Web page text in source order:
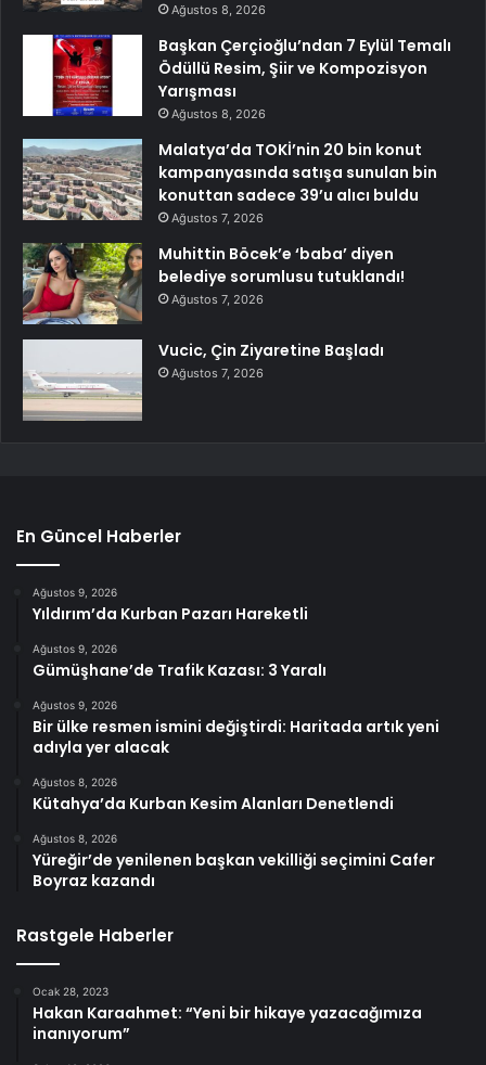
Ağustos 8, 2026
Başkan Çerçioğlu’ndan 7 Eylül Temalı
Ödüllü Resim, Şiir ve Kompozisyon
Yarışması
Ağustos 8, 2026
Malatya’da TOKİ’nin 20 bin konut
kampanyasında satışa sunulan bin
konuttan sadece 39’u alıcı buldu
Ağustos 7, 2026
Muhittin Böcek’e ‘baba’ diyen
belediye sorumlusu tutuklandı!
Ağustos 7, 2026
Vucic, Çin Ziyaretine Başladı
Ağustos 7, 2026
En Güncel Haberler
Ağustos 9, 2026
Yıldırım’da Kurban Pazarı Hareketli
Ağustos 9, 2026
Gümüşhane’de Trafik Kazası: 3 Yaralı
Ağustos 9, 2026
Bir ülke resmen ismini değiştirdi: Haritada artık yeni
adıyla yer alacak
Ağustos 8, 2026
Kütahya’da Kurban Kesim Alanları Denetlendi
Ağustos 8, 2026
Yüreğir’de yenilenen başkan vekilliği seçimini Cafer
Boyraz kazandı
Rastgele Haberler
Ocak 28, 2023
Hakan Karaahmet: “Yeni bir hikaye yazacağımıza
inanıyorum”